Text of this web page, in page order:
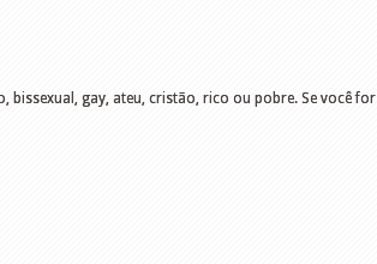
bissexual, gay, ateu, cristão, rico ou pobre. Se você for